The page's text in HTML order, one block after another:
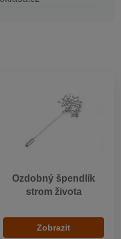
Ozdobný špendlík
strom života
Zobrazit